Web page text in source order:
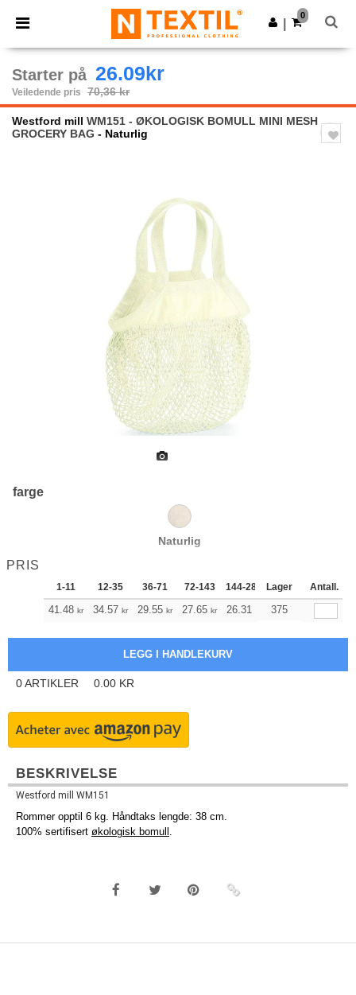
× Ntextil-app
Bedre priser i appen!
Last ned app
0
Starter på 26.09kr
Veiledende pris 70,36 kr
Westford mill WM151 - ØKOLOGISK BOMULL MINI MESH
GROCERY BAG - Naturlig
farge
Naturlig
PRIS
1-11 12-35 36-71 72-143 144-287 288 + Mer
Lager Antall.
41.48 kr 34.57 kr 29.55 kr 27.65 kr 26.31 26.09
375
0ARTIKLER 0.00 KR
BESKRIVELSE
Westford mill WM151
Rommer opptil 6 kg. Håndtaks lengde: 38 cm.
100% sertifisert økologisk bomull .